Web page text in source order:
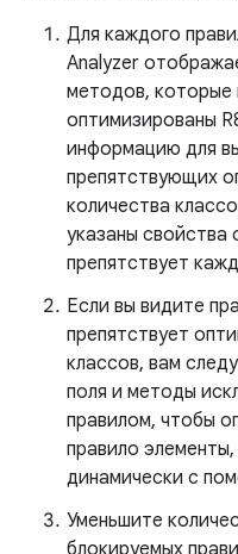
Для каждого
Analyzer
методов, которые
оптимизированы
информацию для
препятствующих
количества
указаны
препятствует
Если вы видите
препятствует
классов, вам
поля и методы
правилом, чтобы
правило
динамически с
Уменьшите
блокируемых